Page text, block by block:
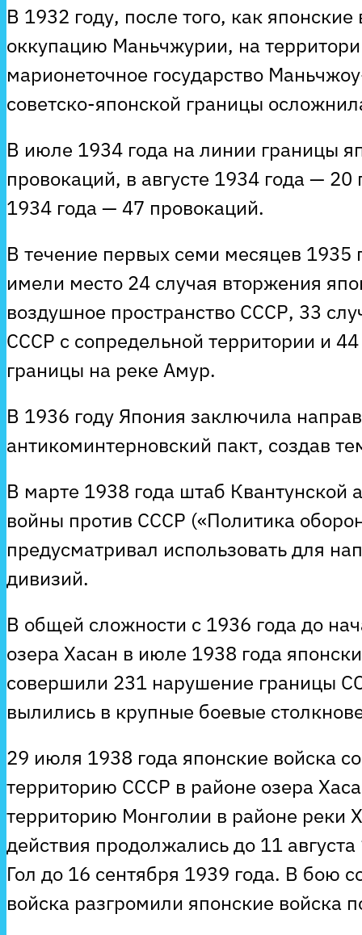
В 1932 году, после того, как
оккупацию Маньчжурии, на
марионеточное государство
советско-японской границы
В июле 1934 года на линии границы
провокаций, в августе 1934 года —
1934 года — 47 провокаций.
В течение первых семи месяцев 1935
имели место 24 случая вторжения
воздушное пространство СССР, 33
СССР с сопредельной территории и
границы на реке Амур.
В 1936 году Япония заключила
антикоминтерновский пакт, создав
В марте 1938 года штаб Квантунской
войны против СССР («Политика
предусматривал использовать для
дивизий.
В общей сложности с 1936 года до
озера Хасан в июле 1938 года
совершили 231 нарушение границы
вылились в крупные боевые
29 июля 1938 года японские войска
территорию СССР в районе озера
территорию Монголии в районе реки
действия продолжались до 11
Гол до 16 сентября 1939 года. В бою
войска разгромили японские войска